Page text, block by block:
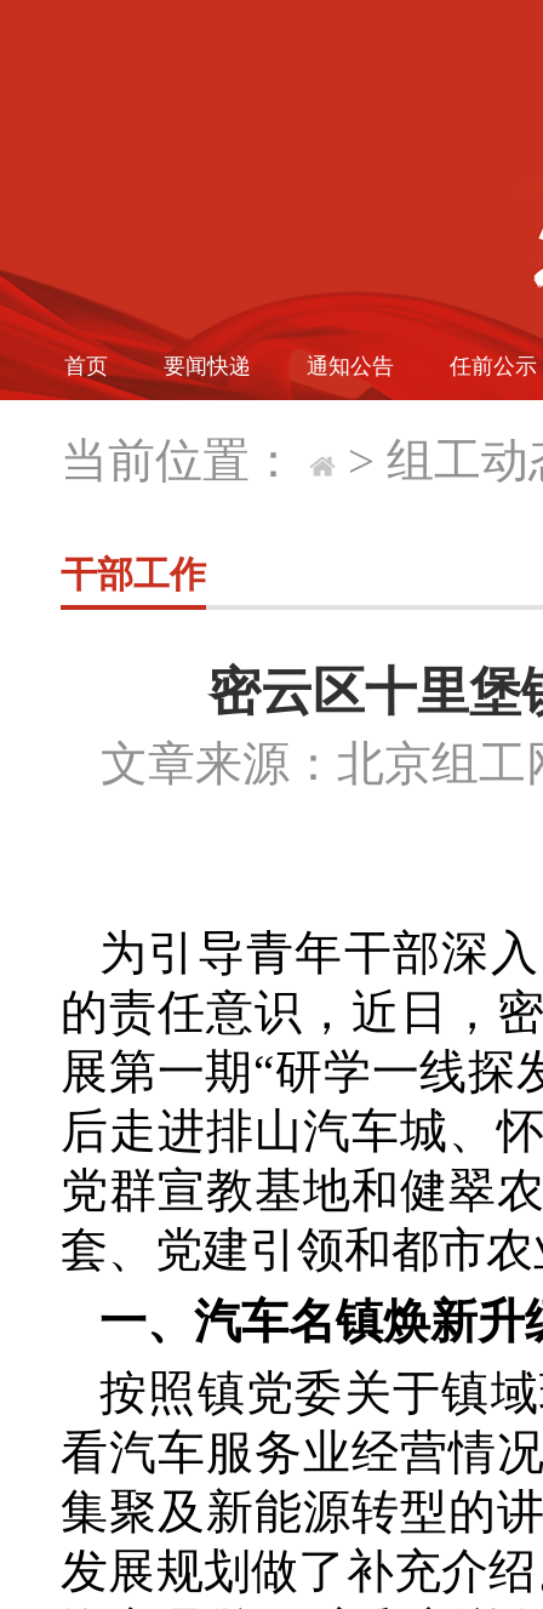
首页 要闻快递 通知公告 任前公示
当前位置： > 组工动
干部工作
密云区十里堡
文章来源：北京
为引导青年干部深
的责任意识，近日，
展第一期“研学一线探
后走进排山汽车城、
党群宣教基地和健翠
套、党建引领和都市
一、汽车名镇焕新升
按照镇党委关于镇
看汽车服务业经营情
集聚及新能源转型的
发展规划做了补充介